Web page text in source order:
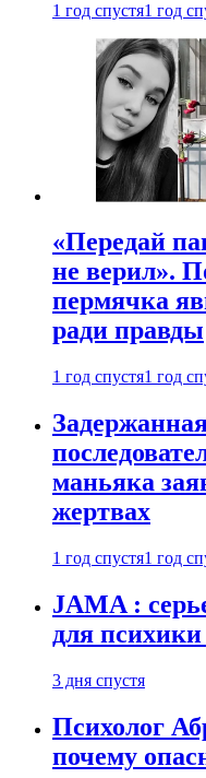
1 год спустя1 год
«Передай
не верил».
пермячка
ради правды
1 год спустя1 год
маньяка
жертвах
1 год спустя1 год
JAMA :
для
3 дня спустя
Психолог
почему